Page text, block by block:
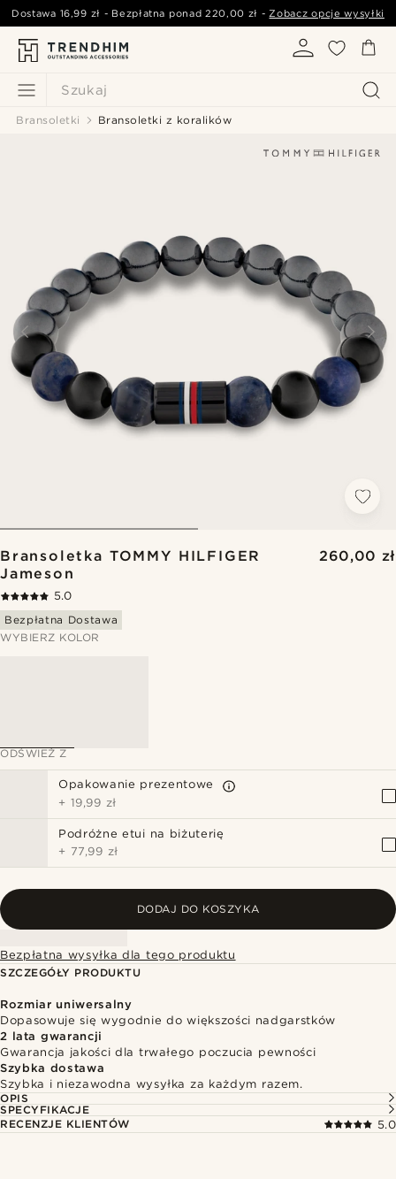
Szukaj
Dostawa 16,99 zł - Bezpłatna ponad220,00 zł -Zobacz opcje wysyłki
Bransoletki Bransoletki z koralików
Bransoletka TOMMY HILFIGER
Jameson
260,00 zł
5.0
Bezpłatna Dostawa
WYBIERZ KOLOR
ODŚWIEŻ Z
Opakowanie prezentowe
+ 19,99 zł
Podróżne etui na biżuterię
+ 77,99 zł
DODAJ DO KOSZYKA
Bezpłatna wysyłka dla tego produktu
SZCZEGÓŁY PRODUKTU
Rozmiar uniwersalny
Dopasowuje się wygodnie do większości nadgarstków
2 lata gwarancji
Gwarancja jakości dla trwałego poczucia pewności
Szybka dostawa
Szybka i niezawodna wysyłka za każdym razem.
OPIS
SPECYFIKACJE
RECENZJE KLIENTÓW
5.0